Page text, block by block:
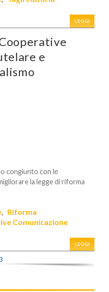
LEGGI
e
congiunto con le
la legge di riforma
, Riforma
Comunicazione
LEGGI